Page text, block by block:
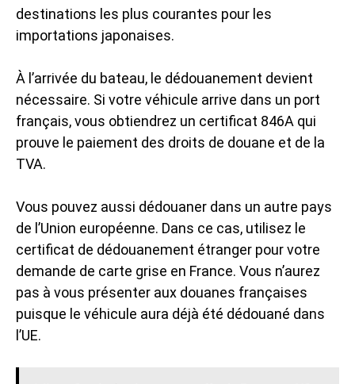
destinations les plus courantes pour les
importations japonaises.
À l’arrivée du bateau, le dédouanement devient
nécessaire. Si votre véhicule arrive dans un port
français, vous obtiendrez un certificat 846A qui
prouve le paiement des droits de douane et de la
TVA.
Vous pouvez aussi dédouaner dans un autre pays
de l’Union européenne. Dans ce cas, utilisez le
certificat de dédouanement étranger pour votre
demande de carte grise en France. Vous n’aurez
pas à vous présenter aux douanes françaises
puisque le véhicule aura déjà été dédouané dans
l’UE.